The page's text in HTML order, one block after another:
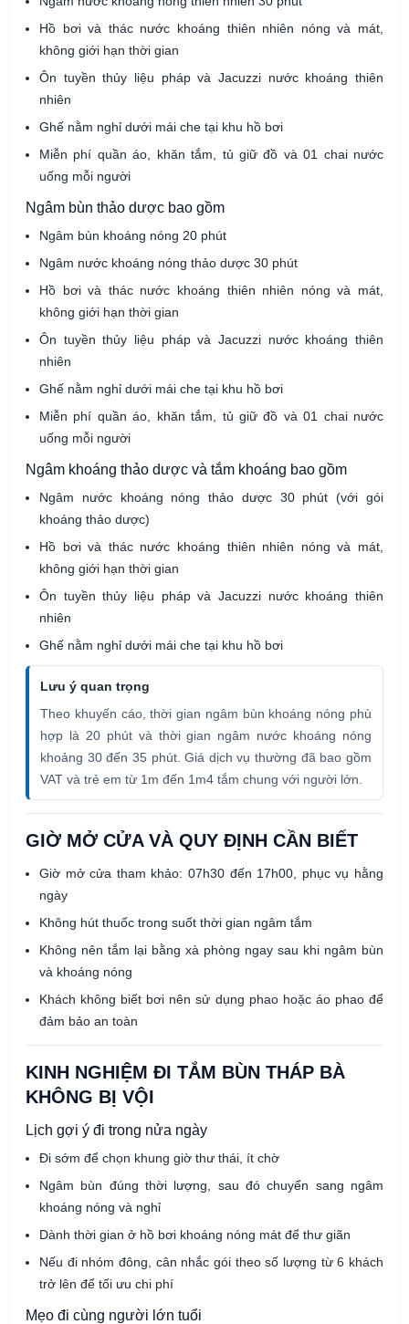
Hồ bơi và thác nước khoáng thiên nhiên nóng và mát,
không giới hạn thời gian
Ôn tuyền thủy liệu pháp và Jacuzzi nước khoáng thiên
nhiên
Ghế nằm nghỉ dưới mái che tại khu hồ bơi
Miễn phí quần áo, khăn tắm, tủ giữ đồ và 01 chai nước
uống mỗi người
Ngâm bùn thảo dược bao gồm
Ngâm bùn khoáng nóng 20 phút
Ngâm nước khoáng nóng thảo dược 30 phút
Hồ bơi và thác nước khoáng thiên nhiên nóng và mát,
không giới hạn thời gian
Ôn tuyền thủy liệu pháp và Jacuzzi nước khoáng thiên
nhiên
Ghế nằm nghỉ dưới mái che tại khu hồ bơi
Miễn phí quần áo, khăn tắm, tủ giữ đồ và 01 chai nước
uống mỗi người
Ngâm khoáng thảo dược và tắm khoáng bao gồm
Ngâm nước khoáng nóng thảo dược 30 phút (với gói
khoáng thảo dược)
Hồ bơi và thác nước khoáng thiên nhiên nóng và mát,
không giới hạn thời gian
Ôn tuyền thủy liệu pháp và Jacuzzi nước khoáng thiên
nhiên
Ghế nằm nghỉ dưới mái che tại khu hồ bơi
Lưu ý quan trọng
Theo khuyến cáo, thời gian ngâm bùn khoáng nóng phù
hợp là 20 phút và thời gian ngâm nước khoáng nóng
khoảng 30 đến 35 phút. Giá dịch vụ thường đã bao gồm
VAT và trẻ em từ 1m đến 1m4 tắm chung với người lớn.
GIỜ MỞ CỬA VÀ QUY ĐỊNH CẦN BIẾT
Giờ mở cửa tham khảo: 07h30 đến 17h00, phục vụ hằng
ngày
Không hút thuốc trong suốt thời gian ngâm tắm
Không nên tắm lại bằng xà phòng ngay sau khi ngâm bùn
và khoáng nóng
Khách không biết bơi nên sử dụng phao hoặc áo phao để
đảm bảo an toàn
KINH NGHIỆM ĐI TẮM BÙN THÁP BÀ
KHÔNG BỊ VỘI
Lịch gợi ý đi trong nửa ngày
Đi sớm để chọn khung giờ thư thái, ít chờ
Ngâm bùn đúng thời lượng, sau đó chuyển sang ngâm
khoáng nóng và nghỉ
Dành thời gian ở hồ bơi khoáng nóng mát để thư giãn
Nếu đi nhóm đông, cân nhắc gói theo số lượng từ 6 khách
trở lên để tối ưu chi phí
Mẹo đi cùng người lớn tuổi